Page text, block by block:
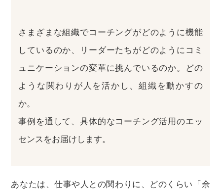
さまざまな組織でコーチングがどのように機能
しているのか、リーダーたちがどのようにコミ
ュニケーションの変革に挑んでいるのか。どの
ような関わりが人を活かし、組織を動かすの
か。
事例を通して、具体的なコーチング活用のエッ
センスをお届けします。
あなたは、仕事や人との関わりに、どのくらい「余